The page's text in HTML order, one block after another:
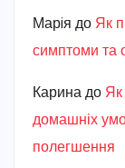
Марiя до Як
симптоми та
Карина до Як
домашніх
полегшення